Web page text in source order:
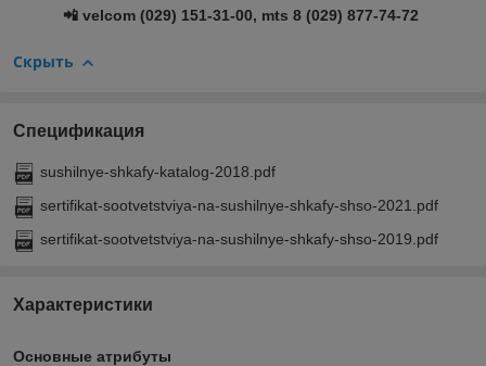
📲 velcom (029) 151-31-00, mts 8 (029) 877-74-72
Скрыть
Спецификация
sushilnye-shkafy-katalog-2018.pdf
sertifikat-sootvetstviya-na-sushilnye-shkafy-shso-2021.pdf
sertifikat-sootvetstviya-na-sushilnye-shkafy-shso-2019.pdf
Характеристики
Основные атрибуты